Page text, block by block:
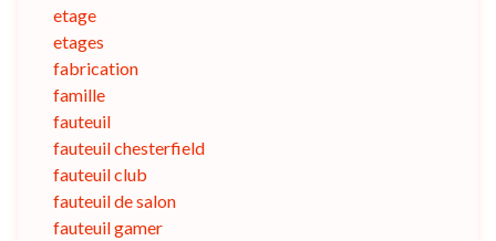
etage
etages
fabrication
famille
fauteuil
fauteuil chesterfield
fauteuil club
fauteuil de salon
fauteuil gamer